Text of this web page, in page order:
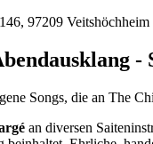
97209 Veitshöchheim
-
Songs, die an The
an diversen